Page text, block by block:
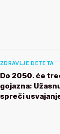
ZDRAVLJE DETETA
Do 2050. će
gojazna:
spreči